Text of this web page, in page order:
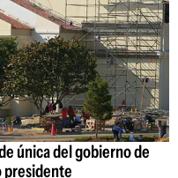
única del gobierno de
presidente